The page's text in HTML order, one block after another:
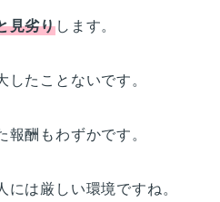
見劣りします。
たことないです。
報酬もわずかです。
には厳しい環境ですね。